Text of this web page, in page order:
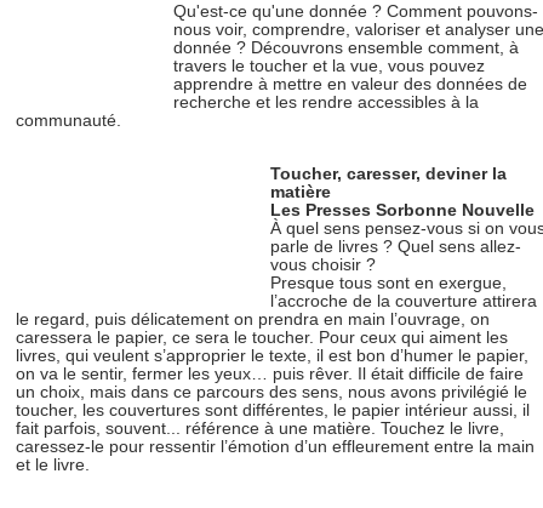
Qu'est-ce qu'une donnée ? Comment pouvons-
nous voir, comprendre, valoriser et analyser une
donnée ? Découvrons ensemble comment, à
travers le toucher et la vue, vous pouvez
apprendre à mettre en valeur des données de
recherche et les rendre accessibles à la
communauté.
Toucher, caresser, deviner la
matière
Les Presses Sorbonne Nouvelle
À quel sens pensez-vous si on
parle de livres ? Quel sens allez-
vous choisir ?
Presque tous sont en exergue,
l’accroche de la couverture attirera
le regard, puis délicatement on prendra en main l’ouvrage, on
caressera le papier, ce sera le toucher. Pour ceux qui aiment les
livres, qui veulent s’approprier le texte, il est bon d’humer le papier,
on va le sentir, fermer les yeux… puis rêver. Il était difficile de faire
un choix, mais dans ce parcours des sens, nous avons privilégié le
toucher, les couvertures sont différentes, le papier intérieur aussi, il
fait parfois, souvent... référence à une matière. Touchez le livre,
caressez-le pour ressentir l’émotion d’un effleurement entre la main
et le livre.